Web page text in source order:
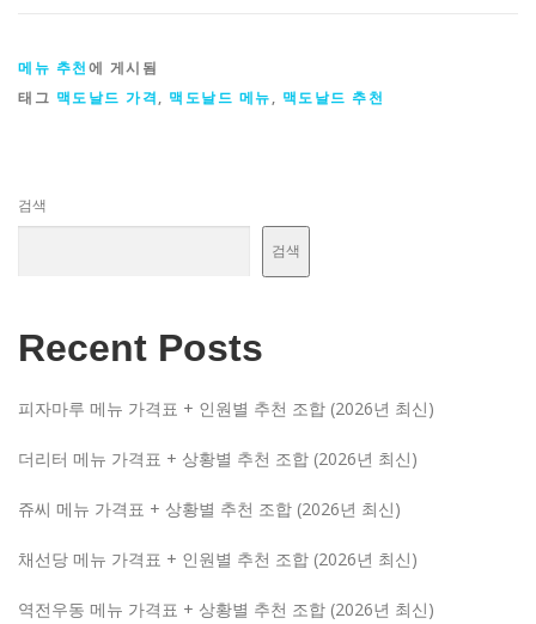
메뉴 추천에 게시됨
태그 맥도날드 가격, 맥도날드 메뉴, 맥도날드 추천
검색
검색
Recent Posts
피자마루 메뉴 가격표 + 인원별 추천 조합 (2026년 최신)
더리터 메뉴 가격표 + 상황별 추천 조합 (2026년 최신)
쥬씨 메뉴 가격표 + 상황별 추천 조합 (2026년 최신)
채선당 메뉴 가격표 + 인원별 추천 조합 (2026년 최신)
역전우동 메뉴 가격표 + 상황별 추천 조합 (2026년 최신)